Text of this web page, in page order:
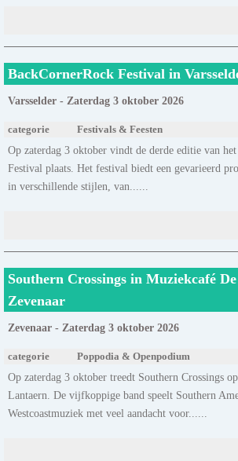
BackCornerRock Festival in
Varsselder - Zaterdag 3 oktober 2026
categorie Festivals & Feesten
Op zaterdag 3 oktober vindt de derde editie van
Festival plaats. Het festival biedt een gevarieerd
in verschillende stijlen, van......
Southern Crossings in Muziekcafé
Zevenaar
Zevenaar - Zaterdag 3 oktober 2026
categorie Poppodia & Openpodium
Op zaterdag 3 oktober treedt Southern Crossings
Lantaern. De vijfkoppige band speelt Southern
Westcoastmuziek met veel aandacht voor......